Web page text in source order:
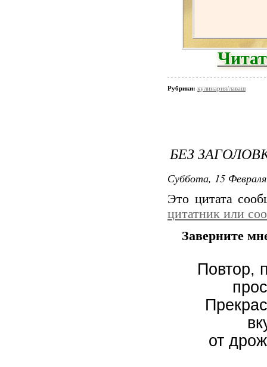
Рубрики: кулинария/лаваш
БЕЗ
Суббота, 15
Это цитата
цитатник или
Заверните
Повтор,
от